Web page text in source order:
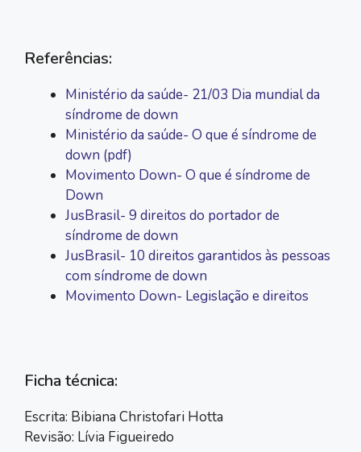
Referências:
Ministério da saúde- 21/03 Dia mundial da
síndrome de down
Ministério da saúde- O que é síndrome de
down (pdf)
Movimento Down- O que é síndrome de
Down
JusBrasil- 9 direitos do portador de
síndrome de down
JusBrasil- 10 direitos garantidos às pessoas
com síndrome de down
Movimento Down- Legislação e direitos
Ficha técnica:
Escrita: Bibiana Christofari Hotta
Revisão: Lívia Figueiredo